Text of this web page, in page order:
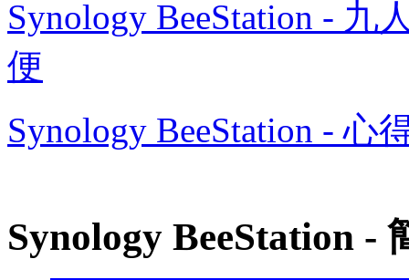
Synology BeeStation -
便
Synology BeeStation - 心
Synology BeeStation -